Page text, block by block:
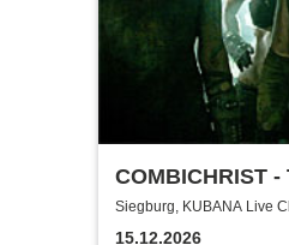
COMBICHRIST
Combichristmas
Siegburg, KUBANA Live
15.12.2026